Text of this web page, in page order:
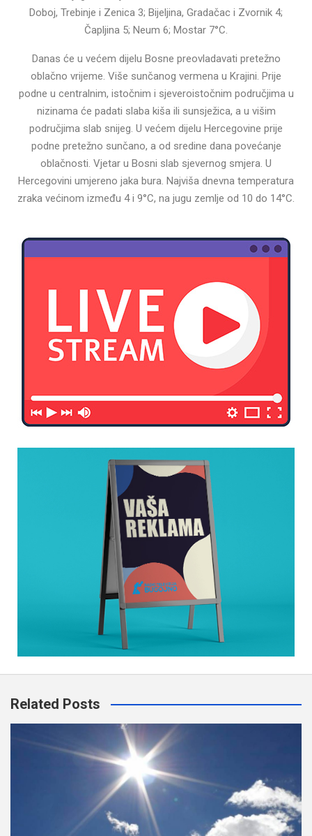
Doboj, Trebinje i Zenica 3; Bijeljina, Gradačac i Zvornik 4;
Čapljina 5; Neum 6; Mostar 7°C.
Danas će u većem dijelu Bosne preovladavati pretežno
oblačno vrijeme. Više sunčanog vermena u Krajini. Prije
podne u centralnim, istočnim i sjeveroistočnim područjima u
nizinama će padati slaba kiša ili sunsježica, a u višim
područjima slab snijeg. U većem dijelu Hercegovine prije
podne pretežno sunčano, a od sredine dana povećanje
oblačnosti. Vjetar u Bosni slab sjevernog smjera. U
Hercegovini umjereno jaka bura. Najviša dnevna temperatura
zraka većinom između 4 i 9°C, na jugu zemlje od 10 do 14°C.
Related Posts